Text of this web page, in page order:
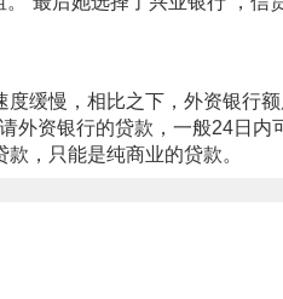
慢，相比之下，外资银行
资银行的贷款，一般24日
，只能是纯商业的贷款。